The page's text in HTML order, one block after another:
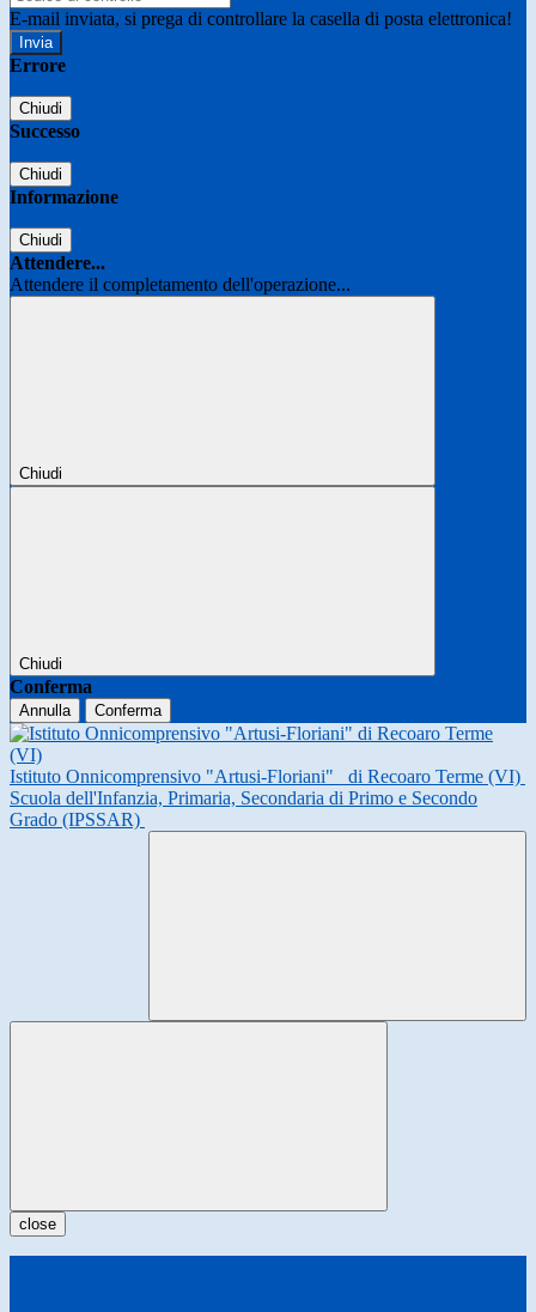
E-mail inviata, si prega di controllare la casella di posta elettronica!
Errore
Chiudi
Successo
Chiudi
Informazione
Chiudi
Attendere...
Attendere il completamento dell'operazione...
Chiudi
Chiudi
Conferma
Annulla Conferma
Istituto Onnicomprensivo "Artusi-Floriani"
di Recoaro Terme (VI)
Scuola dell'Infanzia, Primaria, Secondaria di Primo e Secondo
Grado (IPSSAR)
close